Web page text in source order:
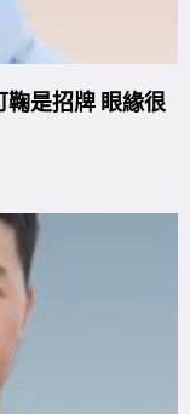
鞠是招牌 眼緣很